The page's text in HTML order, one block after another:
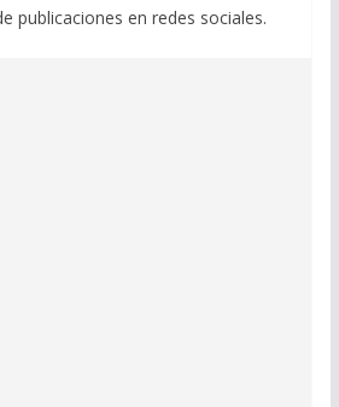
publicaciones en redes sociales.